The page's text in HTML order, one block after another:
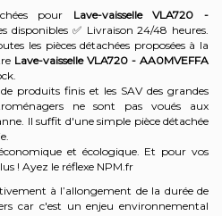
pour Lave-vaisselle VLA720 -
disponibles ✅ Livraison 24/48 heures.
les pièces détachées proposées à la
Lave-vaisselle VLA720 - AA0MVEFFA
produits finis et les SAV des grandes
ne sont pas voués aux
Il suffit d'une simple pièce détachée
et écologique. Et pour vos
! Ayez le réflexe NPM.fr
à l’allongement de la durée de
car c'est un enjeu environnemental